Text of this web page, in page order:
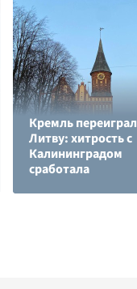
Кремль переиграл
Литву: хитрость с
Калининградом
сработала